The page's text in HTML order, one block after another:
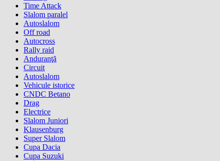
Time Attack
Slalom paralel
Autoslalom
Off road
Autocross
Rally raid
Anduranţă
Circuit
Autoslalom
Vehicule istorice
CNDC Betano
Drag
Electrice
Slalom Juniori
Klausenburg
Super Slalom
Cupa Dacia
Cupa Suzuki